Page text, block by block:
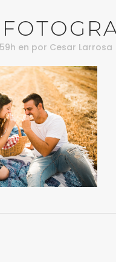
en por Cesar Larrosa